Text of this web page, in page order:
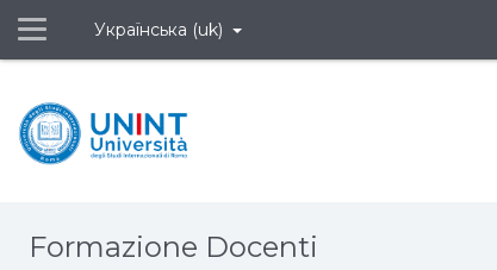
Бокова панельУкраїнська ‎(uk)‎
Formazione Docenti